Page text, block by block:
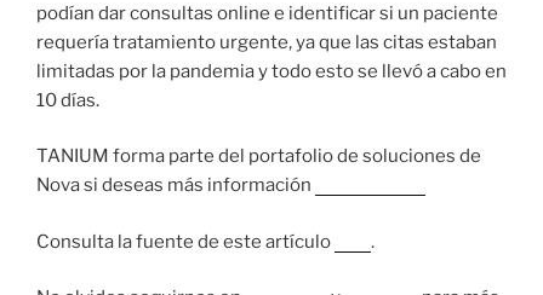
podían dar consultas online e identificar si un paciente
requería tratamiento urgente, ya que las citas estaban
limitadas por la pandemia y todo esto se llevó a cabo en
10 días.
TANIUM forma parte del portafolio de soluciones de
Nova si deseas más información
Consulta la fuente de este artículo .